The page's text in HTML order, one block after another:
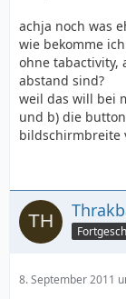
achja noch was
wie bekomme
ohne tabactivity,
abstand sind?
weil das will bei
und b) die
bildschirmbreite
8. September 2011